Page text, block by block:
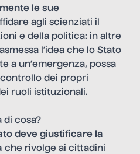
le sue
agli scienziati il
e della politica: in altre
l’idea che lo Stato
a un’emergenza, possa
controllo dei propri
ruoli istituzionali.
di cosa?
deve giustificare la
che rivolge ai cittadini